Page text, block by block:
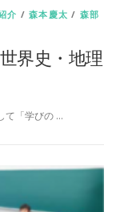
介 /森本慶太 / 森部
界史・地理
て「学びの …